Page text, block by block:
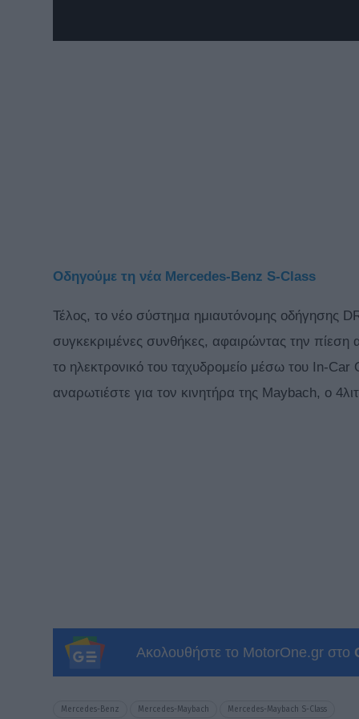
Οδηγούμε τη νέα Mercedes-Benz S-Class
Τέλος, το νέο σύστημα ημιαυτόνομης οδήγησης
συγκεκριμένες συνθήκες, αφαιρώντας την πίεση
το ηλεκτρονικό του ταχυδρομείο μέσω του In-Car
αναρωτιέστε για τον κινητήρα της Maybach, ο
Ακολουθήστε το MotorOne.gr στο
Mercedes-Benz Mercedes-Maybach Mercedes-Maybach S-Class